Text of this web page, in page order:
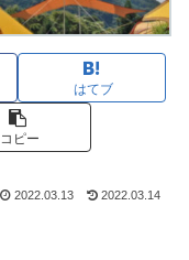
はてブ
コピー
2022.03.13 2022.03.14